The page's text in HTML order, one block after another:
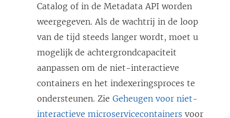
g
e
o
p
e
n
d
Catalog of in de Metadata API worden
weergegeven. Als de wachtrij in de loop
van de tijd steeds langer wordt, moet u
mogelijk de achtergrondcapaciteit
aanpassen om de niet-interactieve
containers en het indexeringsproces te
ondersteunen. Zie Geheugen voor niet-
interactieve microservicecontainers voor